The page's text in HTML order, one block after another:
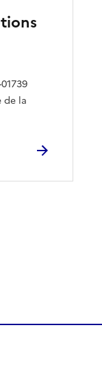
de la
email